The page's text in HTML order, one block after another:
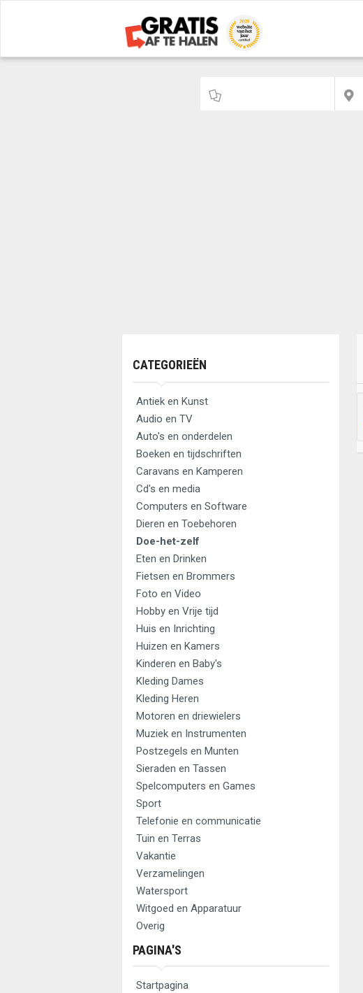
CATEGORIEËN
Antiek en Kunst
Audio en TV
Auto's en onderdelen
Boeken en tijdschriften
Caravans en Kamperen
Cd's en media
Computers en Software
Dieren en Toebehoren
Doe-het-zelf
Eten en Drinken
Fietsen en Brommers
Foto en Video
Hobby en Vrije tijd
Huis en Inrichting
Huizen en Kamers
Kinderen en Baby's
Kleding Dames
Kleding Heren
Motoren en driewielers
Muziek en Instrumenten
Postzegels en Munten
Sieraden en Tassen
Spelcomputers en Games
Sport
Telefonie en communicatie
Tuin en Terras
Vakantie
Verzamelingen
Watersport
Witgoed en Apparatuur
Overig
PAGINA'S
Startpagina